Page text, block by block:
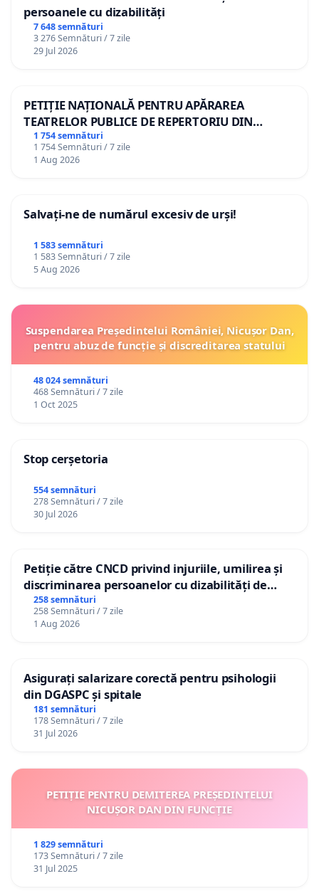
persoanele cu dizabilități
7 648 semnături
3 276 Semnături / 7 zile
29 Jul 2026
PETIȚIE NAȚIONALĂ PENTRU APĂRAREA
TEATRELOR PUBLICE DE REPERTORIU DIN
ROMÂNIA
1 754 semnături
1 754 Semnături / 7 zile
1 Aug 2026
Salvați-ne de numărul excesiv de urși!
1 583 semnături
1 583 Semnături / 7 zile
5 Aug 2026
Suspendarea Președintelui României, Nicușor Dan,
pentru abuz de funcție și discreditarea statului
48 024 semnături
468 Semnături / 7 zile
1 Oct 2025
Stop cerșetoria
554 semnături
278 Semnături / 7 zile
30 Jul 2026
Petiție către CNCD privind injuriile, umilirea și
discriminarea persoanelor cu dizabilități de
către utilizatorul TikTok „Gorici”
258 semnături
258 Semnături / 7 zile
1 Aug 2026
Asigurați salarizare corectă pentru psihologii
din DGASPC și spitale
181 semnături
178 Semnături / 7 zile
31 Jul 2026
PETIȚIE PENTRU DEMITEREA PREȘEDINTELUI
NICUȘOR DAN DIN FUNCȚIE
1 829 semnături
173 Semnături / 7 zile
31 Jul 2025